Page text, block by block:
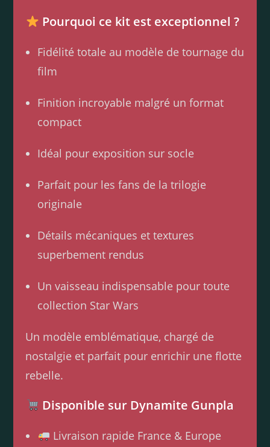
Pourquoi ce kit est exceptionnel ?
Fidélité totale au modèle de tournage du
film
Finition incroyable malgré un format
compact
Idéal pour exposition sur socle
Parfait pour les fans de la trilogie
originale
Détails mécaniques et textures
superbement rendus
Un vaisseau indispensable pour toute
collection Star Wars
Un modèle emblématique, chargé de
nostalgie et parfait pour enrichir une flotte
rebelle.
Disponible sur Dynamite Gunpla
Livraison rapide France & Europe